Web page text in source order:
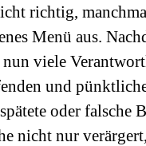
richtig,
Menü aus.
nun viele
und
oder falsche
nicht nur